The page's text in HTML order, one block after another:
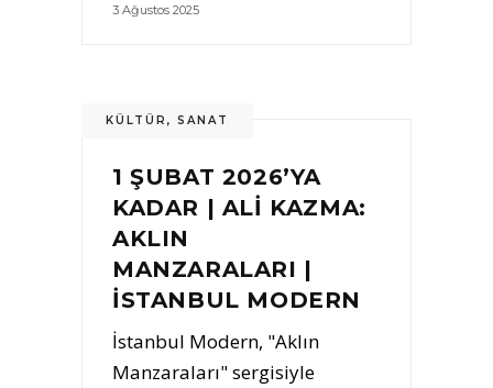
3 Ağustos 2025
KÜLTÜR , SANAT
1 ŞUBAT 2026’YA
KADAR | ALİ KAZMA:
AKLIN
MANZARALARI |
İSTANBUL MODERN
İstanbul Modern, "Aklın
Manzaraları" sergisiyle